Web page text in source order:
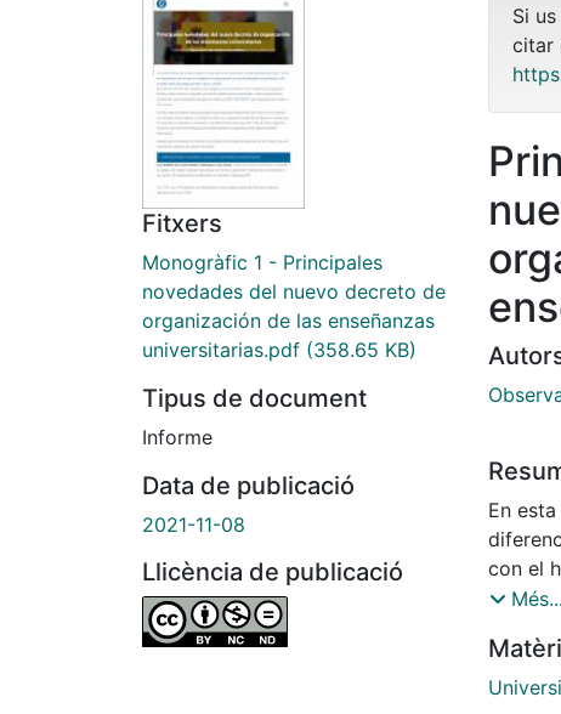
Fitxers
Monogràfic 1 - Principales
novedades del nuevo decreto de
organización de las enseñanzas
universitarias.pdf (358.65 KB)
Tipus de document
Informe
Data de publicació
2021-11-08
Llicència de publicació
Si
citar
En
con el
del
Més...